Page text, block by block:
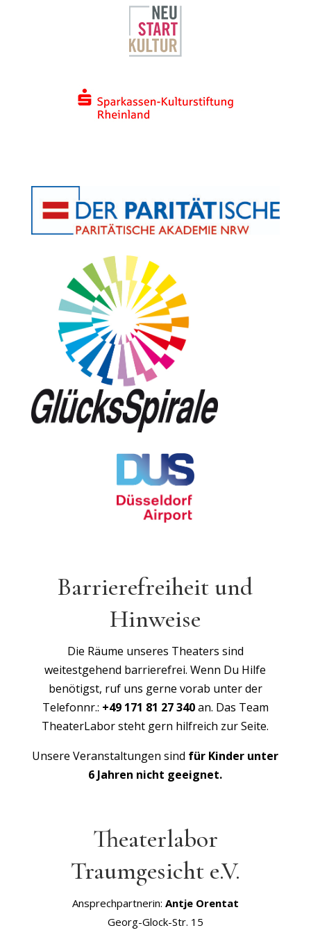
Barrierefreiheit und
Hinweise
Die Räume unseres Theaters sind
weitestgehend barrierefrei. Wenn Du Hilfe
benötigst, ruf uns gerne vorab unter der
Telefonnr.: +49 171 81 27 340an. Das Team
TheaterLabor steht gern hilfreich zur Seite.
Unsere Veranstaltungen sind für Kinder unter
6 Jahren nicht geeignet.
Theaterlabor
Traumgesicht e.V.
Ansprechpartnerin: Antje Orentat
Georg-Glock-Str. 15